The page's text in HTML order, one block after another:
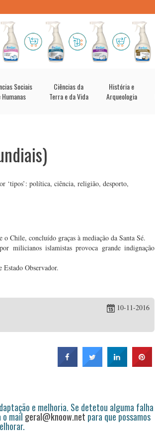
Sociais
Humanas
Ciências da
Terra e da Vida
História e
Arqueologia
‘tipos’: política, ciência, religião, desporto,
Chile, concluído graças à mediação da Santa Sé.
milicianos islamistas provoca grande indignação
Estado Observador.
10-11-2016
e melhoria. Se detetou alguma falha
o mail geral@knoow.net para que possamos